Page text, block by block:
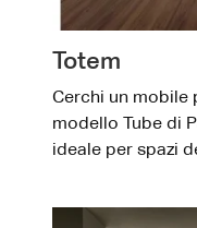
Totem
Cerchi un mobile
modello Tube di
ideale per spazi